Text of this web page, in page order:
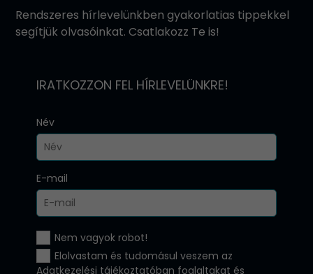
Rendszeres hírlevelünkben gyakorlatias tippekkel
segítjük olvasóinkat. Csatlakozz Te is!
IRATKOZZON FEL HÍRLEVELÜNKRE!
Név
E-mail
Nem vagyok robot!
Elolvastam és tudomásul veszem az
Adatkezelési tájékoztatóban foglaltakat és